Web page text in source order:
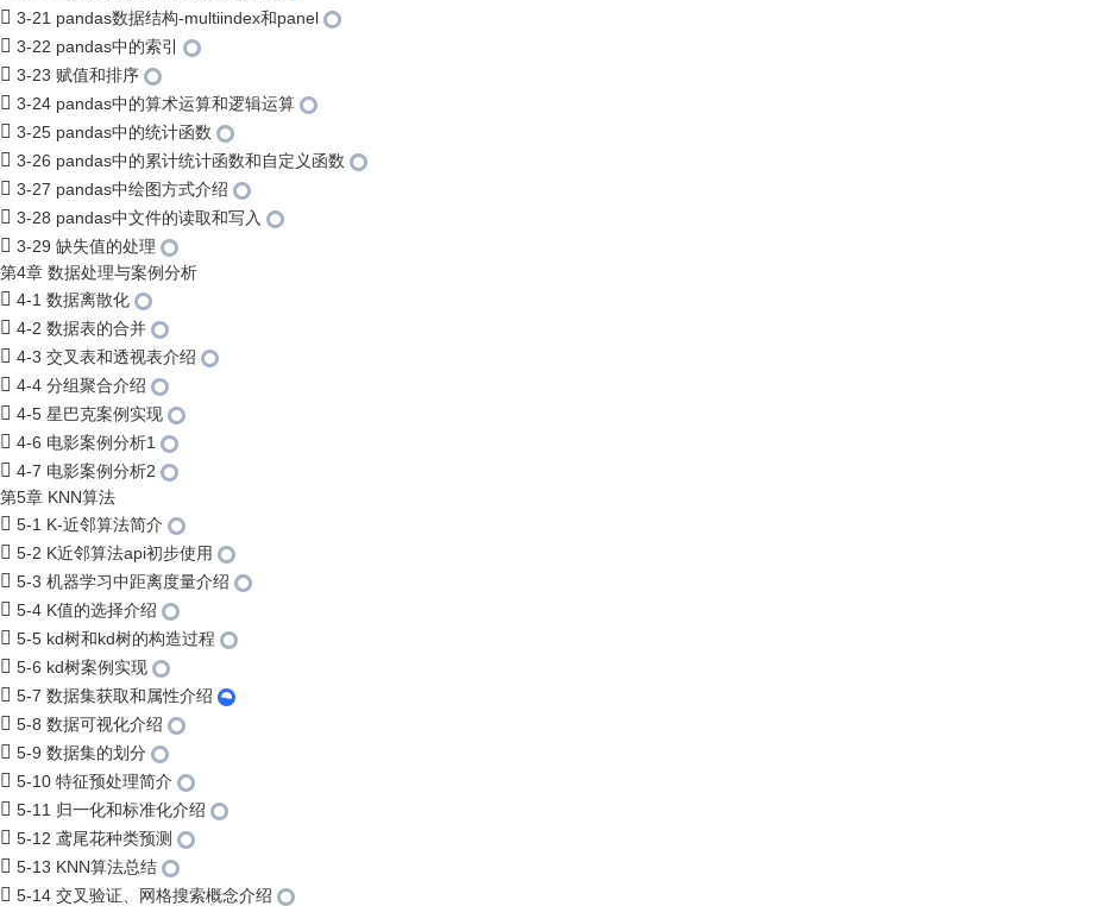
3-21 pandas数据结构-multiindex和panel
3-22 pandas中的索引
3-23 赋值和排序
3-24 pandas中的算术运算和逻辑运算
3-25 pandas中的统计函数
3-26 pandas中的累计统计函数和自定义函数
3-27 pandas中绘图方式介绍
3-28 pandas中文件的读取和写入
3-29 缺失值的处理
第4章 数据处理与案例分析
4-1 数据离散化
4-2 数据表的合并
4-3 交叉表和透视表介绍
4-4 分组聚合介绍
4-5 星巴克案例实现
4-6 电影案例分析1
4-7 电影案例分析2
第5章 KNN算法
5-1 K-近邻算法简介
5-2 K近邻算法api初步使用
5-3 机器学习中距离度量介绍
5-4 K值的选择介绍
5-5 kd树和kd树的构造过程
5-6 kd树案例实现
5-7 数据集获取和属性介绍
5-8 数据可视化介绍
5-9 数据集的划分
5-10 特征预处理简介
5-11 归一化和标准化介绍
5-12 鸢尾花种类预测
5-13 KNN算法总结
5-14 交叉验证、网格搜索概念介绍